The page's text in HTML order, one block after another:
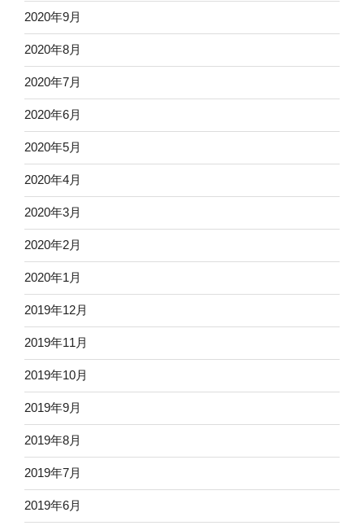
2020年9月
2020年8月
2020年7月
2020年6月
2020年5月
2020年4月
2020年3月
2020年2月
2020年1月
2019年12月
2019年11月
2019年10月
2019年9月
2019年8月
2019年7月
2019年6月